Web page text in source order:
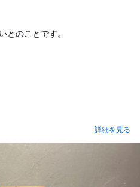
とのことです。
詳細を見る